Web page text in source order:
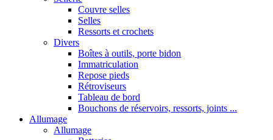
Couvre selles
Selles
Ressorts et crochets
Divers
Boîtes à outils, porte bidon
Immatriculation
Repose pieds
Rétroviseurs
Tableau de bord
Bouchons de réservoirs, ressorts, joints ...
Allumage
Allumage